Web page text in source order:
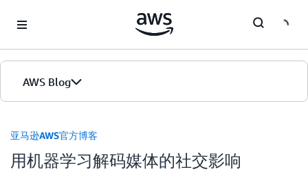
AWS Blog
首页
版本
亚马逊AWS官方博客
用机器学习解码媒体的社交影响